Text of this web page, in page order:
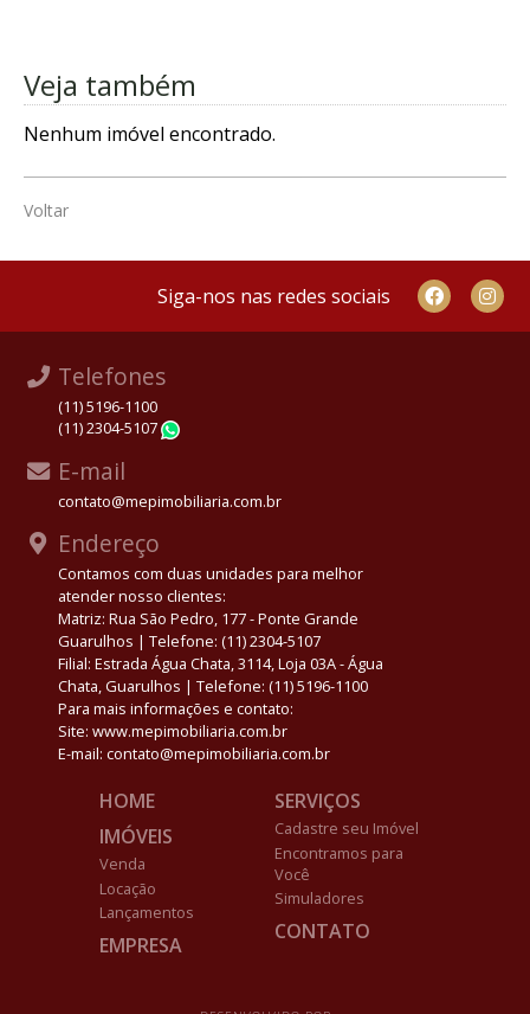
Veja também
Nenhum imóvel encontrado.
Voltar
Siga-nos nas redes sociais
Telefones
(11) 5196-1100
(11) 2304-5107
E-mail
contato@mepimobiliaria.com.br
Endereço
Contamos com duas unidades para melhor
atender nosso clientes:
Matriz: Rua São Pedro, 177 - Ponte Grande
Guarulhos | Telefone: (11) 2304-5107
Filial: Estrada Água Chata, 3114, Loja 03A - Água
Chata, Guarulhos | Telefone: (11) 5196-1100
Para mais informações e contato:
Site: www.mepimobiliaria.com.br
E-mail: contato@mepimobiliaria.com.br
HOME
IMÓVEIS
Venda
Locação
Lançamentos
EMPRESA
SERVIÇOS
Cadastre seu Imóvel
Encontramos para
Você
Simuladores
CONTATO